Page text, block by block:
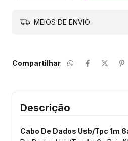
MEIOS DE ENVIO
Compartilhar
Descrição
Cabo De Dados Usb/Tpc 1m